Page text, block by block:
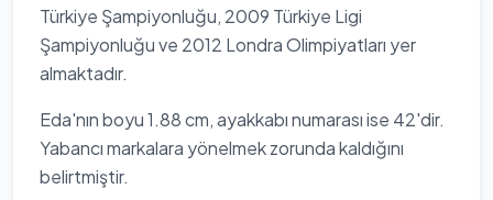
Türkiye Şampiyonluğu, 2009 Türkiye Ligi
Şampiyonluğu ve 2012 Londra Olimpiyatları yer
almaktadır.
Eda'nın boyu 1.88 cm, ayakkabı numarası ise 42'dir.
Yabancı markalara yönelmek zorunda kaldığını
belirtmiştir.